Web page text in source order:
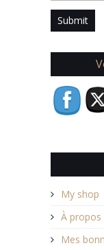
My shop
À propos
Mes